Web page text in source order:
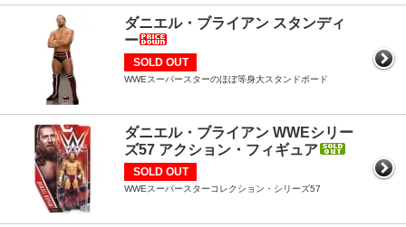
ダニエル・ブライアン スタンディ
ー
SOLD OUT
WWEスーパースターのほぼ等身大スタンドボード
ダニエル・ブライアン WWEシリー
ズ57 アクション・フィギュア
SOLD OUT
WWEスーパースターコレクション・シリーズ57